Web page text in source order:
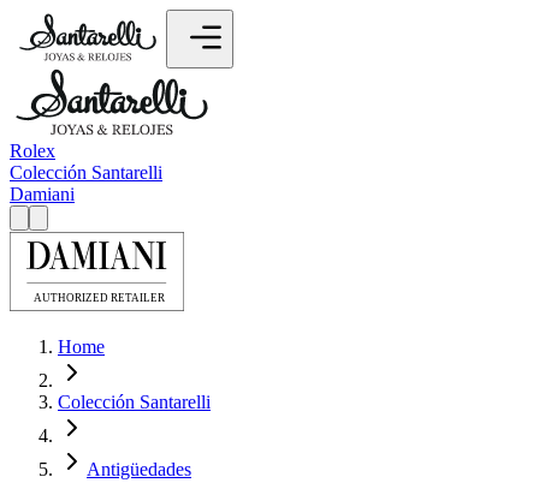
Rolex
Colección Santarelli
Damiani
Home
Colección Santarelli
Antigüedades